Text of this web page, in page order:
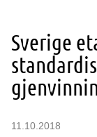
Sverige
11.10.2018